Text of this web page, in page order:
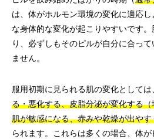
は、体がホルモン環境の変化に適応
な身体的な変化が起こりやすいです
り、必ずしもそのピルが自分に合っ
ません。
服用初期に見られる肌の変化としては
る・悪化する、皮脂分泌が変化する
肌が敏感になる、赤みや乾燥が出やす
られます。これらは多くの場合、体